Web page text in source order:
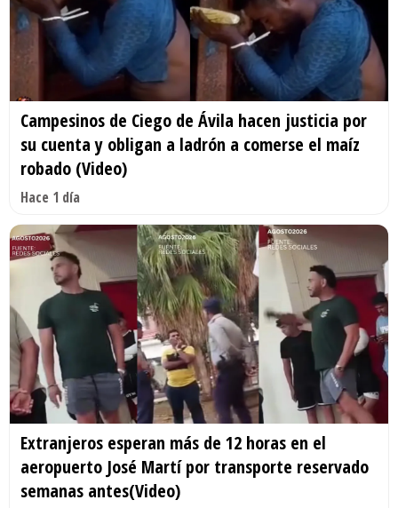
Campesinos de Ciego de Ávila hacen justicia por
su cuenta y obligan a ladrón a comerse el maíz
robado (Video)
Hace 1 día
Extranjeros esperan más de 12 horas en el
aeropuerto José Martí por transporte reservado
semanas antes(Video)